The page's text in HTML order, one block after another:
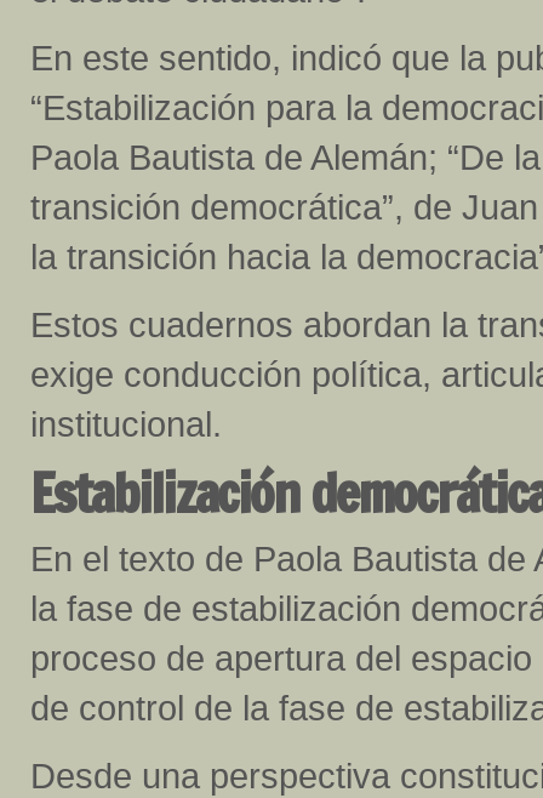
En este sentido, indicó que la
“Estabilización para la
Paola Bautista de Alemán; “De
transición democrática”, de
la transición hacia la
Estos cuadernos abordan la
exige conducción política,
institucional.
Estabilización
En el texto de Paola Bautista
la fase de estabilización
proceso de apertura del
de control de la fase de
Desde una perspectiva